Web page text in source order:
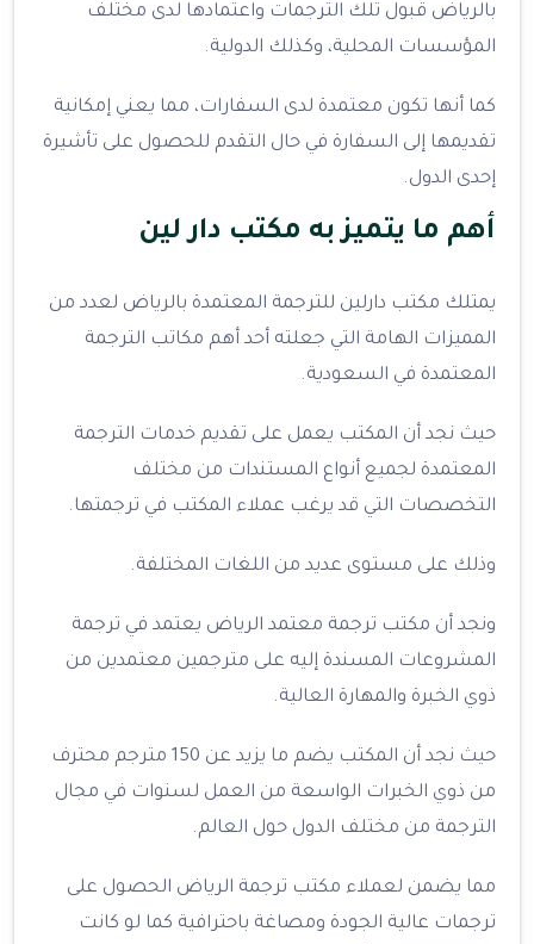
بالرياض قبول تلك الترجمات واعتمادها لدى مختلف
المؤسسات المحلية، وكذلك الدولية.
كما أنها تكون معتمدة لدى السفارات، مما يعني إمكانية
تقديمها إلى السفارة في حال التقدم للحصول على تأشيرة
إحدى الدول.
أهم ما يتميز به مكتب دار لين
يمتلك مكتب دارلين للترجمة المعتمدة بالرياض لعدد من
المميزات الهامة التي جعلته أحد أهم مكاتب الترجمة
المعتمدة في السعودية.
حيث نجد أن المكتب يعمل على تقديم خدمات الترجمة
المعتمدة لجميع أنواع المستندات من مختلف
التخصصات التي قد يرغب عملاء المكتب في ترجمتها.
وذلك على مستوى عديد من اللغات المختلفة.
ونجد أن مكتب ترجمة معتمد الرياض يعتمد في ترجمة
المشروعات المسندة إليه على مترجمين معتمدين من
ذوي الخبرة والمهارة العالية.
حيث نجد أن المكتب يضم ما يزيد عن 150 مترجم محترف
من ذوي الخبرات الواسعة من العمل لسنوات في مجال
الترجمة من مختلف الدول حول العالم.
مما يضمن لعملاء مكتب ترجمة الرياض الحصول على
ترجمات عالية الجودة ومصاغة باحترافية كما لو كانت